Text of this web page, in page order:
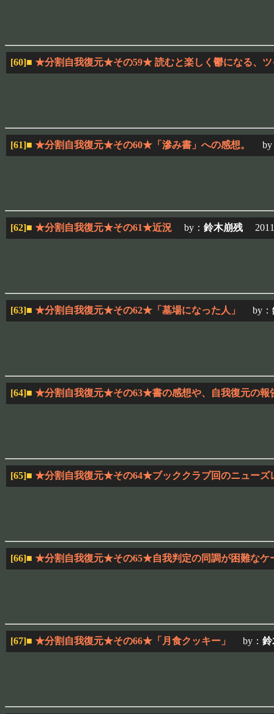
[60]■ ★分割自我復元★その59★ 読むと楽しく鬱になる、ツ
[61]■ ★分割自我復元★その60★「滲み書」への感想。 by
[62]■ ★分割自我復元★その61★近況 by： 鈴木崩残 2011/
[63]■ ★分割自我復元★その62★「墓場になった人」 by：
[64]■ ★分割自我復元★その63★書の感想や、自我復元の報
[65]■ ★分割自我復元★その64★ブッククラブ回のニューズ
[66]■ ★分割自我復元★その65★自我判定の同調が困難なケ
[67]■ ★分割自我復元★その66★「月食クッキー」 by： 鈴